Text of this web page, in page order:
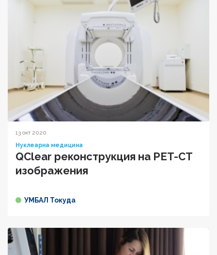
13 окт 2020
Нуклеарна медицина
QClear реконструкция на PET-CT
изображения
УМБАЛ Токуда